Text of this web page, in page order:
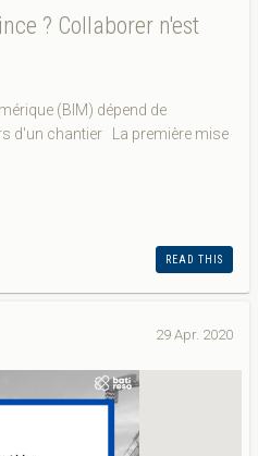
? Collaborer n'est
(BIM) dépend de
d'un chantier La première mise
READ THIS
29 Apr. 2020